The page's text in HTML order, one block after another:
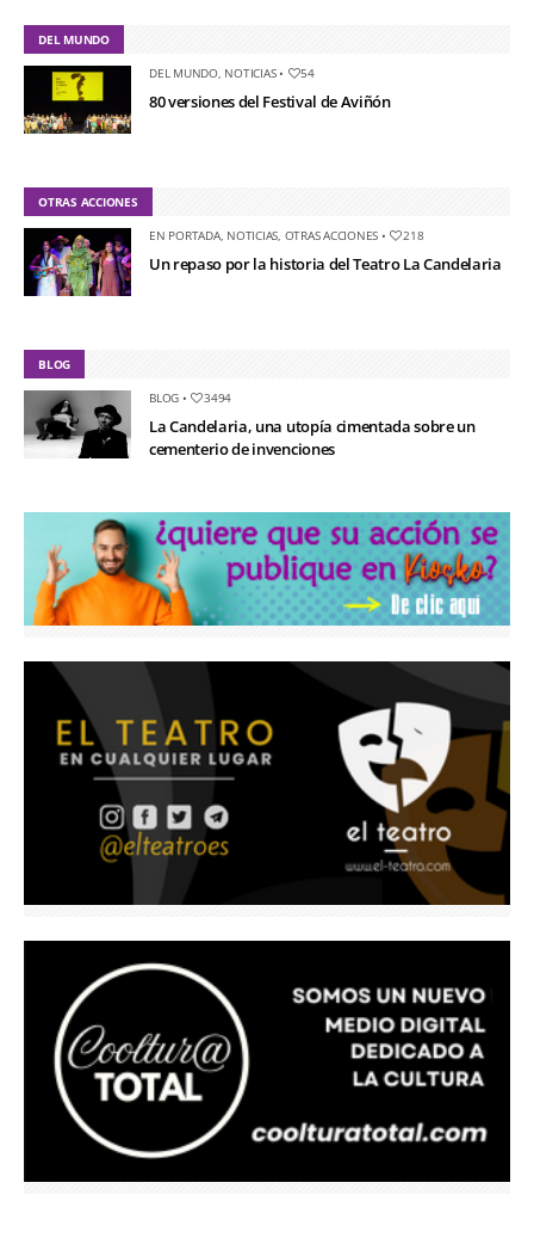
DEL MUNDO
DEL MUNDO, NOTICIAS• 54
80 versiones del Festival de Aviñón
OTRAS ACCIONES
EN PORTADA, NOTICIAS OTRAS ACCIONES • 218
Un repaso por la historia del Teatro La Candelaria
BLOG
BLOG • 3494
La Candelaria, una utopía cimentada sobre un
cementerio de invenciones